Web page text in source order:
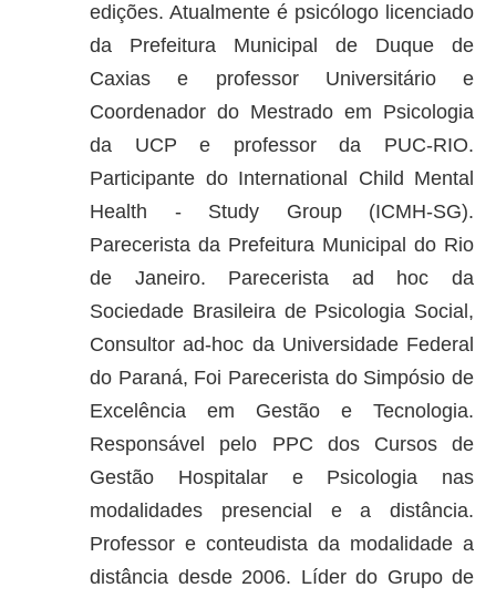
edições. Atualmente é psicólogo licenciado
da Prefeitura Municipal de Duque de
Caxias e professor Universitário e
Coordenador do Mestrado em Psicologia
da UCP e professor da PUC-RIO.
Participante do International Child Mental
Health - Study Group (ICMH-SG).
Parecerista da Prefeitura Municipal do Rio
de Janeiro. Parecerista ad hoc da
Sociedade Brasileira de Psicologia Social,
Consultor ad-hoc da Universidade Federal
do Paraná, Foi Parecerista do Simpósio de
Excelência em Gestão e Tecnologia.
Responsável pelo PPC dos Cursos de
Gestão Hospitalar e Psicologia nas
modalidades presencial e a distância.
Professor e conteudista da modalidade a
distância desde 2006. Líder do Grupo de